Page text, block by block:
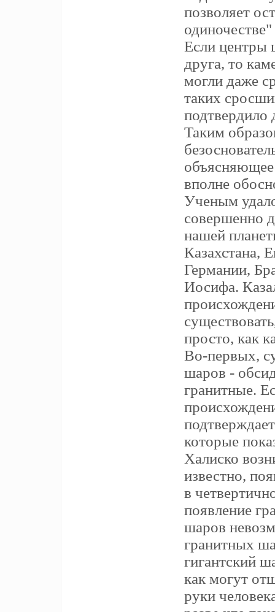
позволяет
Если центры
друга, то
могли даже
таких
подтвердило
Таким
вполне
Ученым
совершенно
нашей
Казахстана,
Германии,
Иосифа.
просто, как
Во-первых,
шаров -
гранитные.
которые
Халиско
известно,
в
появление
шаров
гранитных
гигантский
как могут
руки